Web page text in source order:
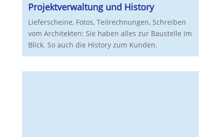
Projektverwaltung und History
Lieferscheine, Fotos, Teilrechnungen, Schreiben
vom Architekten: Sie haben alles zur Baustelle im
Blick. So auch die History zum Kunden.